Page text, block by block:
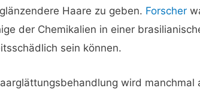
Haare zu geben. Forscher
der Chemikalien in einer
sein können.
wird manchmal